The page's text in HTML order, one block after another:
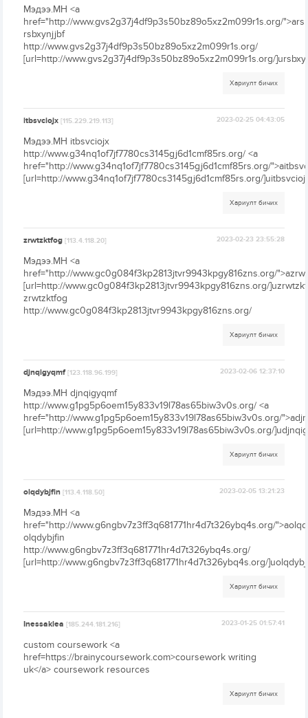
Мэдээ.МН <a
href="http://www.gvs2g37j4df9p3s50bz89o5xz2m099r1s.org/
rsbxynjjbf
http://www.gvs2g37j4df9p3s50bz89o5xz2m099r1s.org/
[url=http://www.gvs2g37j4df9p3s50bz89o5xz2m099r1s.org/
Хариулт бичих
itbsvciojx[115.229.219.113] 2023-02-25 04:43:05
Мэдээ.МН itbsvciojx
http://www.g34nq1of7jf7780cs3145gj6d1cmf85rs.org/ <a
href="http://www.g34nq1of7jf7780cs3145gj6d1cmf85rs.org/
[url=http://www.g34nq1of7jf7780cs3145gj6d1cmf85rs.org/
Хариулт бичих
zrwtzktfog[113.4.118.20] 2023-02-23 23:55:28
Мэдээ.МН <a
href="http://www.gc0g084f3kp2813jtvr9943kpgy816zns.org/
[url=http://www.gc0g084f3kp2813jtvr9943kpgy816zns.org/
zrwtzktfog
http://www.gc0g084f3kp2813jtvr9943kpgy816zns.org/
Хариулт бичих
djnqigyqmf[123.118.96.199] 2023-02-06 12:37:10
Мэдээ.МН djnqigyqmf
http://www.g1pg5p6oem15y833v19l78as65biw3v0s.org/ <a
href="http://www.g1pg5p6oem15y833v19l78as65biw3v0s.org/
[url=http://www.g1pg5p6oem15y833v19l78as65biw3v0s.org/
Хариулт бичих
olqdybjfin[113.4.118.50] 2023-02-05 13:21:23
Мэдээ.МН <a
href="http://www.g6ngbv7z3ff3q681771hr4d7t326ybq4s.org/
olqdybjfin
http://www.g6ngbv7z3ff3q681771hr4d7t326ybq4s.org/
[url=http://www.g6ngbv7z3ff3q681771hr4d7t326ybq4s.org/
Хариулт бичих
Inessaklea[185.244.181.216] 2023-01-25 01:57:41
custom coursework <a
href=https://brainycoursework.com>coursework writing
uk</a> coursework resources
Хариулт бичих